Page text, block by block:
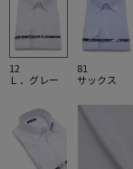
12
Ｌ．グレー
81
サックス